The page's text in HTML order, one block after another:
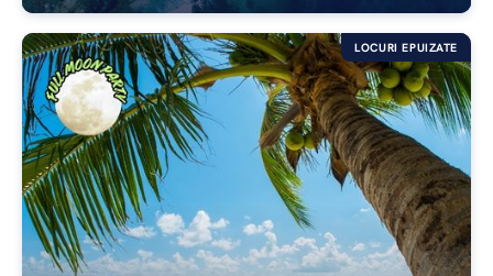
LOCURI EPUIZATE